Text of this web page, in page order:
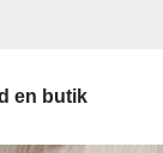
en butik